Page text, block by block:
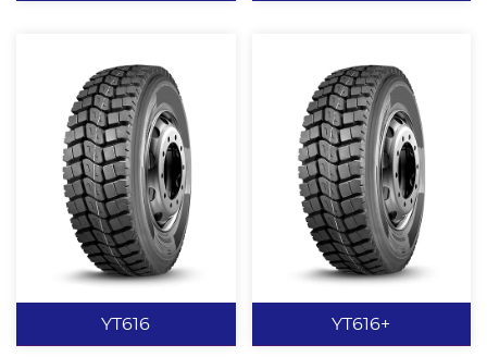
YT606
一般路面为主，能适合不
同路面使用。 独特的带束
层结构，胎面采用分层设
计，高耐磨、低生热的胎
冠配方。 胎肩部位的花纹
沟散热效率高、驱动力
好、操纵性好。
查看更多
YT619
加宽行驶面设计，行驶里
程高。 大块状花纹设计，
提供良好的耐磨、耐切
割、耐掉块性能。 特殊的
胎面配方设计，低生热、
高耐磨、耐切割。 加强胎
用于中短途，混合路面上
查看更多
YT616
YT616+